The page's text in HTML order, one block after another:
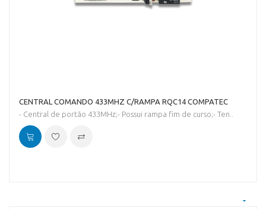
CENTRAL COMANDO 433MHZ C/RAMPA RQC14 COMPATEC
- Central de portão 433MHz;- Possui rampa fim de curso;- Ten..